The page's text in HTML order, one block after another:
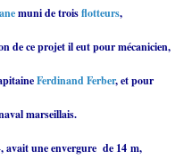
muni de troisflotteurs,
de ce projet il eut pour mécanicien,
Ferdinand Ferber, et pour
marseillais.
avait une envergure de 14 m,